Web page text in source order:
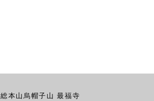
総本山烏帽子山 最福寺